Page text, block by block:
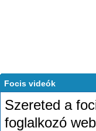
Focis videók
Szereted a
foglalkozó